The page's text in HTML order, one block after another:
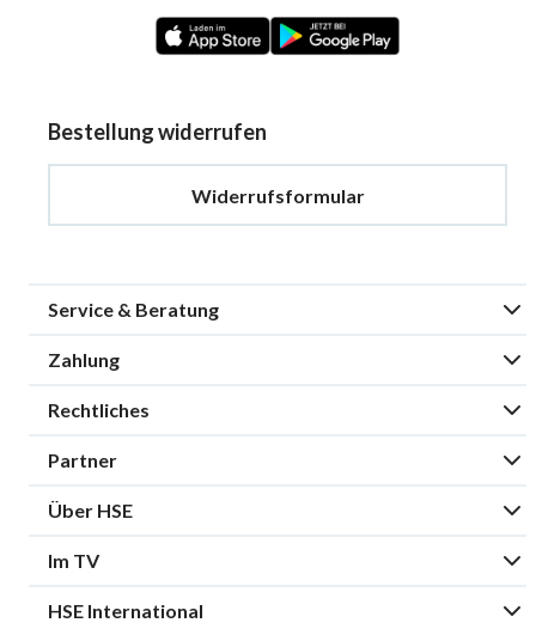
Bestellung widerrufen
Widerrufsformular
Service & Beratung
Zahlung
Rechtliches
Partner
Über HSE
Im TV
HSE International